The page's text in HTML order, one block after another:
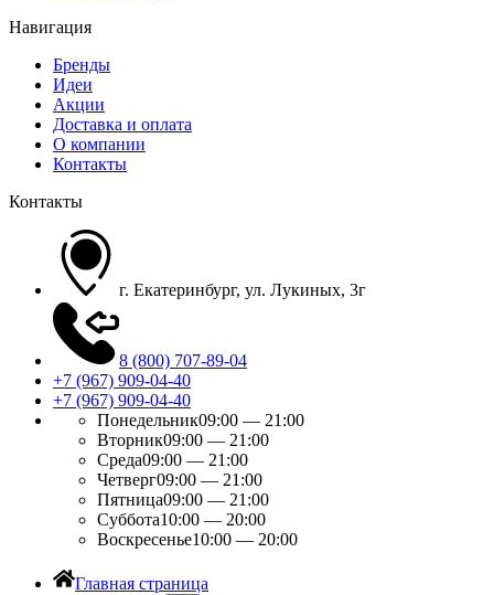
Навигация
Бренды
Идеи
Акции
Доставка и оплата
О компании
Контакты
Контакты
г. Екатеринбург, ул. Лукиных, 3г
8 (800) 707-89-04
+7 (967) 909-04-40
+7 (967) 909-04-40
Понедельник09:00 — 21:00
Вторник09:00 — 21:00
Среда09:00 — 21:00
Четверг09:00 — 21:00
Пятница09:00 — 21:00
Суббота10:00 — 20:00
Воскресенье10:00 — 20:00
Главная страница